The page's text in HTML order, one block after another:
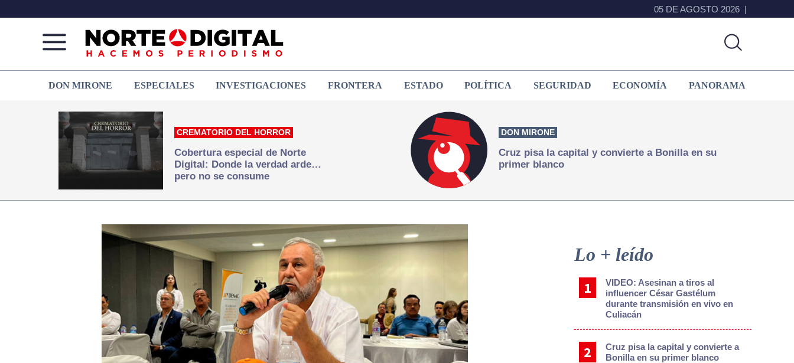
05 DE AGOSTO 2026
de
Juárez
que
hacemos periodismo
DON MIRONE ESPECIALES INVESTIGACIONES FRONTERA ESTADO POLÍTICA SEGURIDAD ECONOMÍA PANORAMA
CREMATORIO DEL HORROR
Cobertura especial de Norte
Digital: Donde la verdad arde…
pero no se consume
DON MIRONE
Cruz pisa la capital y convierte a Bonilla en su
primer blanco
Sidebar
Lo + leído
VIDEO: Asesinan a tiros al
influencer César Gastélum
durante transmisión en vivo en
Culiacán
Cruz pisa la capital y convierte a
Bonilla en su primer blanco